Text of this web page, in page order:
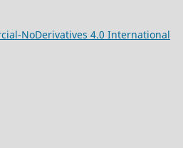
NoDerivatives 4.0 International